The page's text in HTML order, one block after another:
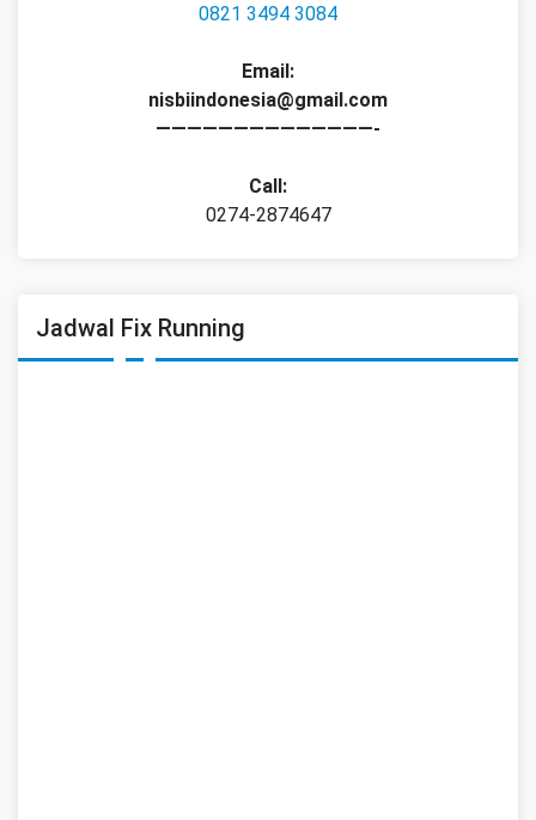
0821 3494 3084
Email:
nisbiindonesia@gmail.com
——————————————-
Call:
0274-2874647
Jadwal Fix Running